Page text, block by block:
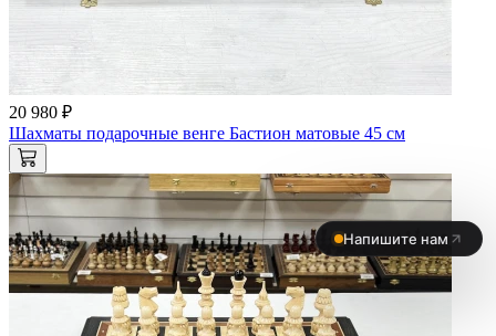
20 980 ₽
Шахматы подарочные венге Бастион матовые 45 см